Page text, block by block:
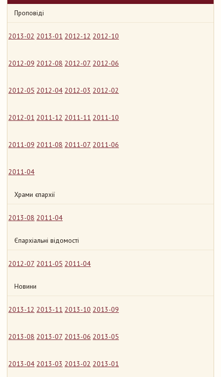
Проповіді
2013-02 2013-01 2012-12 2012-10
2012-09 2012-08 2012-07 2012-06
2012-05 2012-04 2012-03 2012-02
2012-01 2011-12 2011-11 2011-10
2011-09 2011-08 2011-07 2011-06
2011-04
Храми єпархії
2013-08 2011-04
Єпархіальні відомості
2012-07 2011-05 2011-04
Новини
2013-12 2013-11 2013-10 2013-09
2013-08 2013-07 2013-06 2013-05
2013-04 2013-03 2013-02 2013-01